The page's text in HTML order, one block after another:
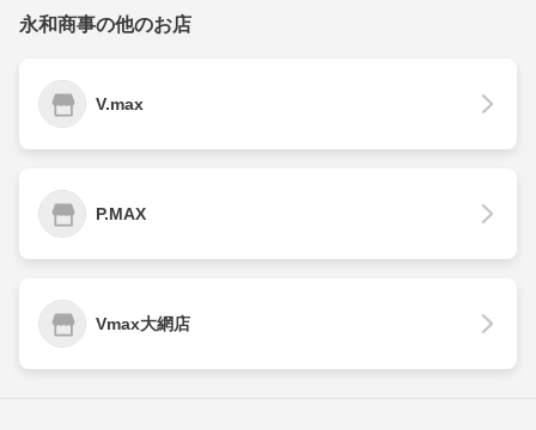
永和商事の他のお店
V.max
P.MAX
Vmax大網店